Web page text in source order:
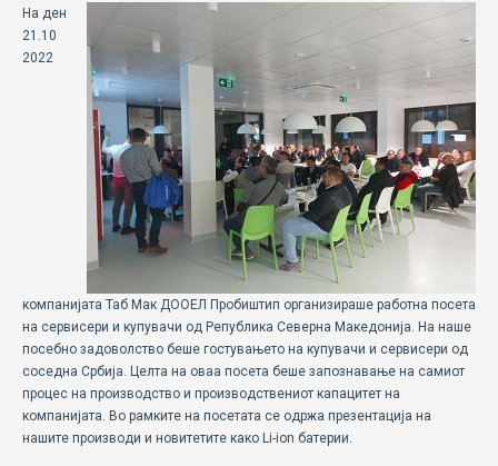
СПОРТ
НОВОСТИ
ЗА НАС
ГАЛЕРИЈА
КОНТАКТ
На ден
21.10
2022
компанијата Таб Мак ДООЕЛ Пробиштип организираше работна посета
на сервисери и купувачи од Република Северна Македонија. На наше
посебно задоволство беше гостувањето на купувачи и сервисери од
соседна Србија. Целта на оваа посета беше запознавање на самиот
процес на производство и производствениот капацитет на
компанијата. Во рамките на посетата се одржа презентација на
нашите производи и новитетите како Li-ion батерии.